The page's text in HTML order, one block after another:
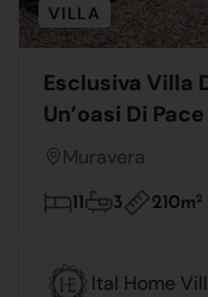
VILLA
Esclusiva Villa
Un’oasi Di
Muravera
11 3 210m2
Ital Home